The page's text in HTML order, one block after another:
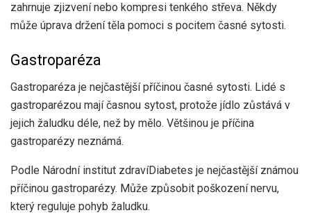
zahrnuje zjizvení nebo kompresi tenkého střeva. Někdy
může úprava držení těla pomoci s pocitem časné sytosti.
Gastroparéza
Gastroparéza je nejčastější příčinou časné sytosti. Lidé s
gastroparézou mají časnou sytost, protože jídlo zůstává v
jejich žaludku déle, než by mělo. Většinou je příčina
gastroparézy neznámá.
Podle Národní institut zdravíDiabetes je nejčastější známou
příčinou gastroparézy. Může způsobit poškození nervu,
který reguluje pohyb žaludku.